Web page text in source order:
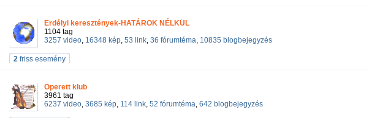
Erdélyi keresztények-HATÁROK NÉLKÜL
1104 tag
3257 video, 16348 kép, 53 link, 36 fórumtéma, 10835 blogbejegyzés
2friss esemény
Operett klub
3961 tag
6237 video, 3685 kép, 114 link, 52 fórumtéma, 642 blogbejegyzés